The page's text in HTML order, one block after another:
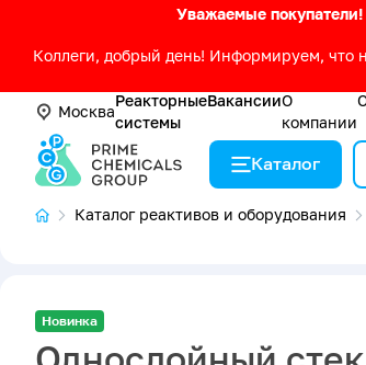
Уважаемые покупатели!
Коллеги, добрый день! Информируем, что
Москва
Реакторные
системы
ВакансииО
компании
Каталог
Каталог реактивов и оборудования
Новинка